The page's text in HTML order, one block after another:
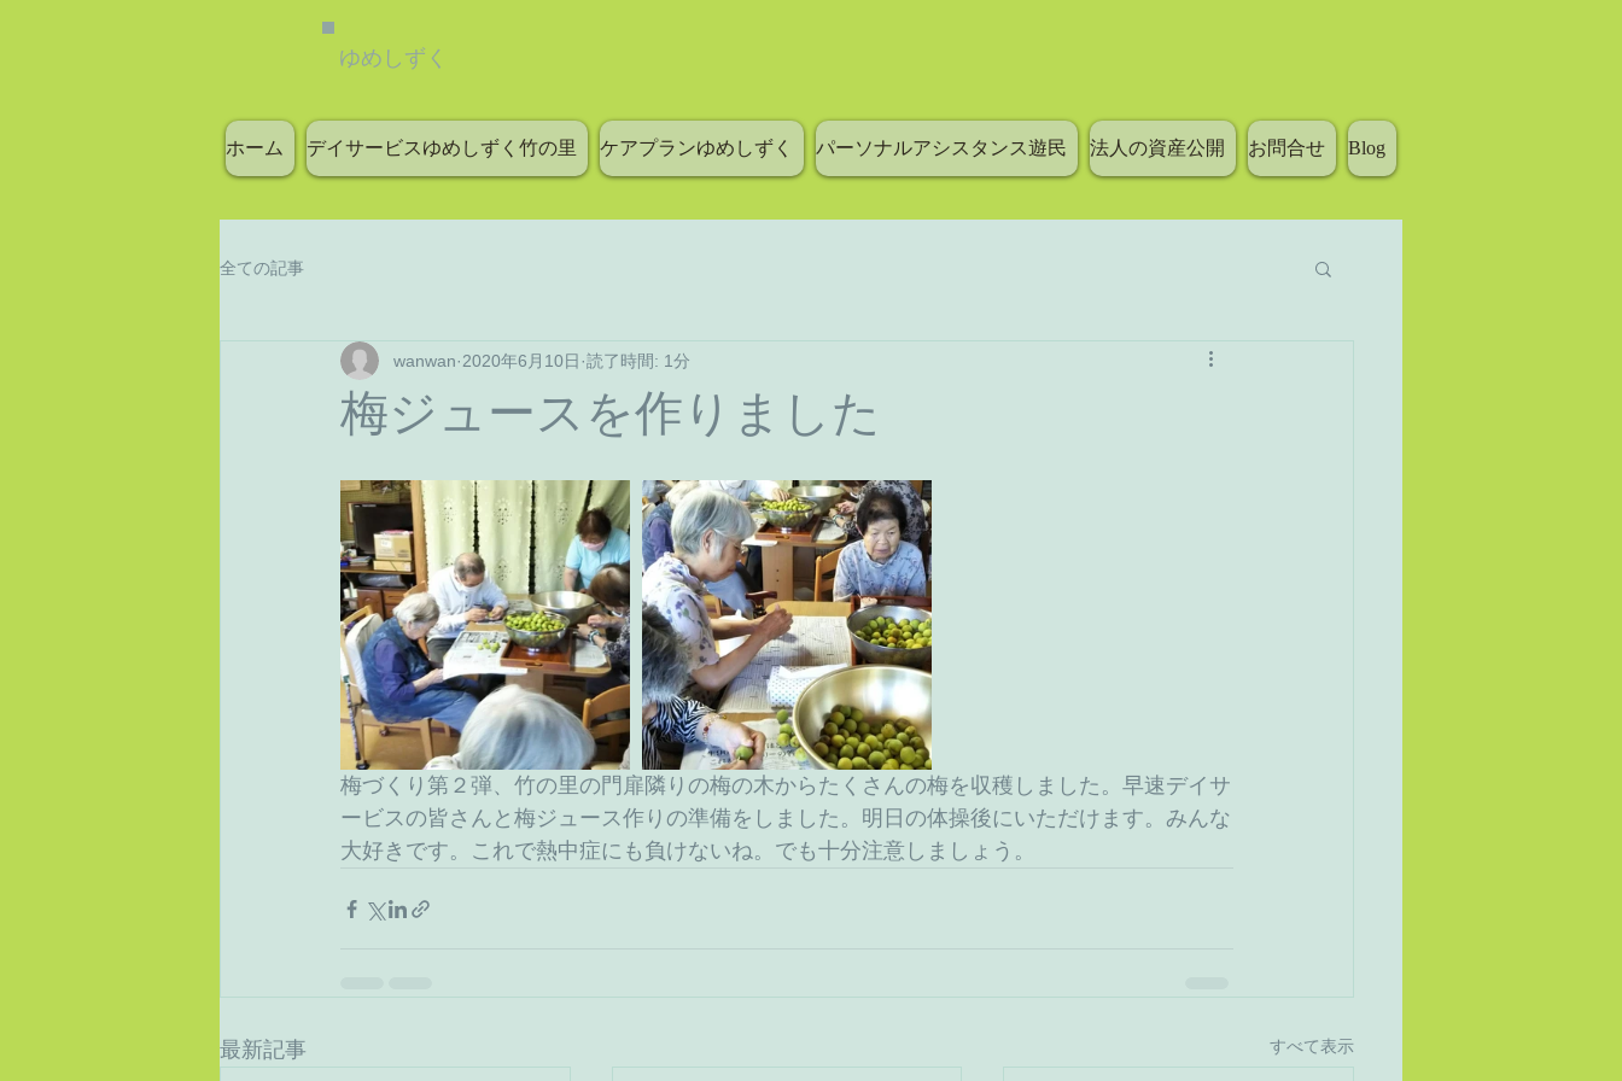
ゆめしずく
ホーム デイサービスゆめしずく竹の里 ケアプランゆめしずく パーソナルアシスタンス遊民 法人の資産公開 お問合せ Blog
全ての記事
梅ジュースを作りました
wanwan 2020年6月10日 読了時間: 1分
梅づくり第２弾、竹の里の門扉隣りの梅の木からたくさんの梅を収穫しました。早速デイサ
ービスの皆さんと梅ジュース作りの準備をしました。明日の体操後にいただけます。みんな
大好きです。これで熱中症にも負けないね。でも十分注意しましょう。
最新記事 すべて表示